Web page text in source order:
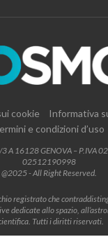
cookie
Informativa
e condizioni d’uso
A 16128 GENOVA – P.IVA
02512190998
@2025 - All Right Reserved.
registrato che
dedicate allo spazio,
Tutti i diritti riservati.